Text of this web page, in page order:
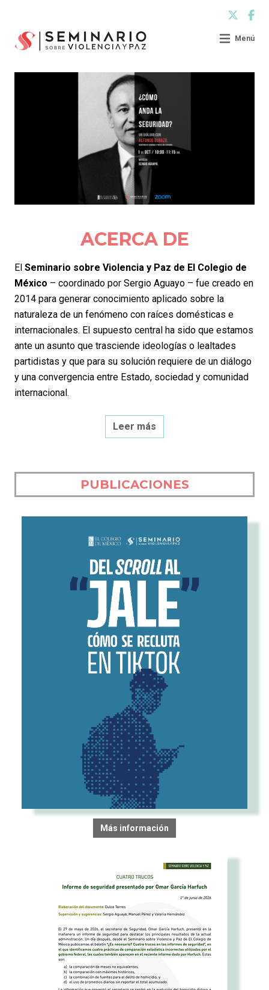
Menú
ACERCA DE
El Seminario sobre Violencia y Paz de El Colegio de
México – coordinado por Sergio Aguayo – fue creado en
2014 para generar conocimiento aplicado sobre la
naturaleza de un fenómeno con raíces domésticas e
internacionales. El supuesto central ha sido que estamos
ante un asunto que trasciende ideologías o lealtades
partidistas y que para su solución requiere de un diálogo
y una convergencia entre Estado, sociedad y comunidad
internacional.
Leer más
PUBLICACIONES
Más información